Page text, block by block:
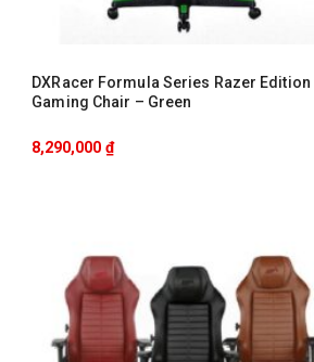
DXRacer Formula Series Razer Edition
Gaming Chair – Green
8,290,000₫